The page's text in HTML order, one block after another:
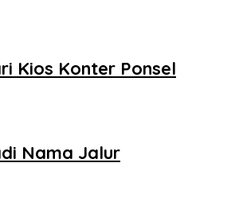
Kios Konter Ponsel
Nama Jalur